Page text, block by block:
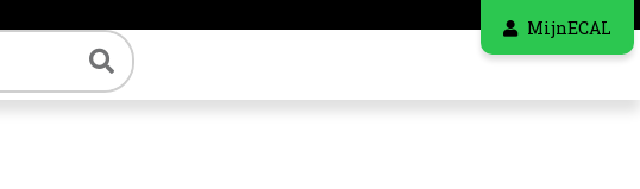
MijnECAL
Zoeken